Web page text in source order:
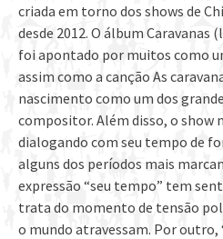
criada em torno dos shows de
desde 2012. O álbum
foi apontado por muitos como
assim como a canção As
nascimento como um dos
compositor. Além disso, o show
dialogando com seu tempo de
alguns dos períodos mais
expressão “seu tempo” tem
trata do momento de tensão
o mundo atravessam. Por